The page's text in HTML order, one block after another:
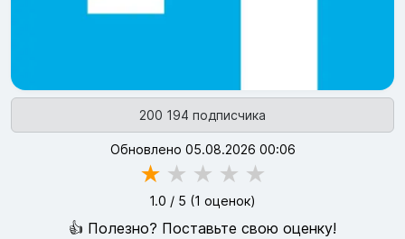
200 194 подписчика
Обновлено 05.08.2026 00:06
★ ★ ★ ★ ★
1.0 / 5 (1 оценок)
👍 Полезно? Поставьте свою оценку!